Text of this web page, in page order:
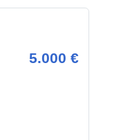
5.000 €